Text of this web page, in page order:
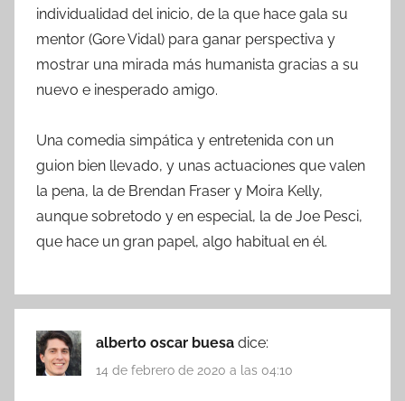
individualidad del inicio, de la que hace gala su
mentor (Gore Vidal) para ganar perspectiva y
mostrar una mirada más humanista gracias a su
nuevo e inesperado amigo.
Una comedia simpática y entretenida con un
guion bien llevado, y unas actuaciones que valen
la pena, la de Brendan Fraser y Moira Kelly,
aunque sobretodo y en especial, la de Joe Pesci,
que hace un gran papel, algo habitual en él.
alberto oscar buesa dice:
14 de febrero de 2020 a las 04:10